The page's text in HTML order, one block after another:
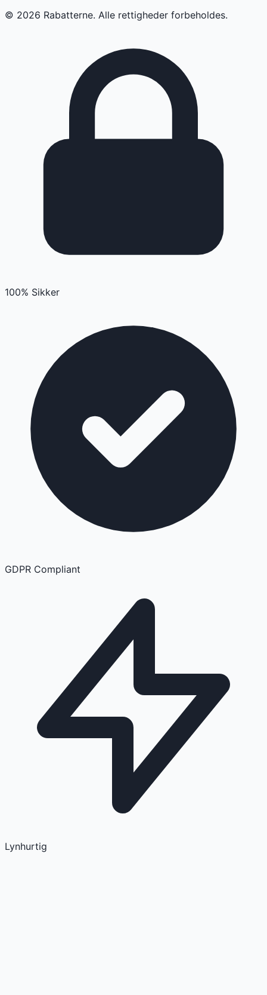
© 2026 Rabatterne. Alle rettigheder forbeholdes.
100% Sikker
GDPR Compliant
Lynhurtig